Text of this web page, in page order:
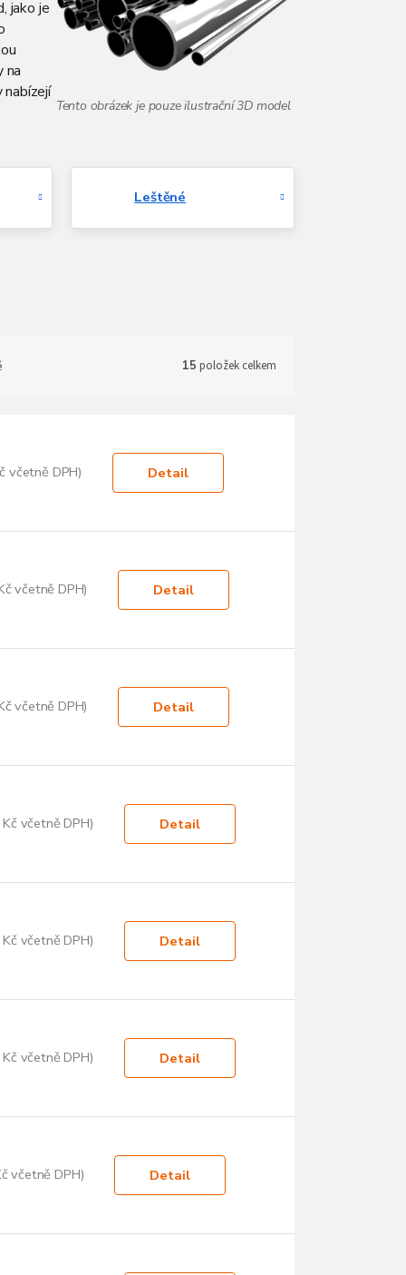
jako je
na
nabízejí
Leštěné
15 položek celkem
včetně DPH) Detail
včetně DPH) Detail
včetně DPH) Detail
včetně DPH) Detail
včetně DPH) Detail
včetně DPH) Detail
včetně DPH) Detail